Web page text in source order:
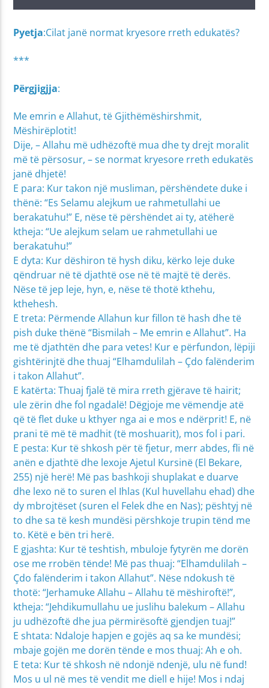
Pyetja:Cilat janë normat kryesore rreth edukatës?
***
Përgjigjja:
Me emrin e Allahut, të Gjithëmëshirshmit,
Mëshirëplotit!
Dije, – Allahu më udhëzoftë mua dhe ty drejt moralit
më të përsosur, – se normat kryesore rreth edukatës
janë dhjetë!
E para: Kur takon një musliman, përshëndete duke i
thënë: “Es Selamu alejkum ue rahmetullahi ue
berakatuhu!” E, nëse të përshëndet ai ty, atëherë
ktheja: “Ue alejkum selam ue rahmetullahi ue
berakatuhu!”
E dyta: Kur dëshiron të hysh diku, kërko leje duke
qëndruar në të djathtë ose në të majtë të derës.
Nëse të jep leje, hyn, e, nëse të thotë kthehu,
kthehesh.
E treta: Përmende Allahun kur fillon të hash dhe të
pish duke thënë “Bismilah – Me emrin e Allahut”. Ha
me të djathtën dhe para vetes! Kur e përfundon, lëpiji
gishtërinjtë dhe thuaj “Elhamdulilah – Çdo falënderim
i takon Allahut”.
E katërta: Thuaj fjalë të mira rreth gjërave të hairit;
ule zërin dhe fol ngadalë! Dëgjoje me vëmendje atë
që të flet duke u kthyer nga ai e mos e ndërprit! E, në
prani të më të madhit (të moshuarit), mos fol i pari.
E pesta: Kur të shkosh për të fjetur, merr abdes, fli në
anën e djathtë dhe lexoje Ajetul Kursinë (El Bekare,
255) një herë! Më pas bashkoji shuplakat e duarve
dhe lexo në to suren el Ihlas (Kul huvellahu ehad) dhe
dy mbrojtëset (suren el Felek dhe en Nas); pështyj në
to dhe sa të kesh mundësi përshkoje trupin tënd me
to. Këtë e bën tri herë.
E gjashta: Kur të teshtish, mbuloje fytyrën me dorën
ose me rrobën tënde! Më pas thuaj: “Elhamdulilah –
Çdo falënderim i takon Allahut”. Nëse ndokush të
thotë: “Jerhamuke Allahu – Allahu të mëshiroftë!”,
ktheja: “Jehdikumullahu ue juslihu balekum – Allahu
ju udhëzoftë dhe jua përmirësoftë gjendjen tuaj!”
E shtata: Ndaloje hapjen e gojës aq sa ke mundësi;
mbaje gojën me dorën tënde e mos thuaj: Ah e oh.
E teta: Kur të shkosh në ndonjë ndenjë, ulu në fund!
Mos u ul në mes të vendit me diell e hije! Mos i ndaj